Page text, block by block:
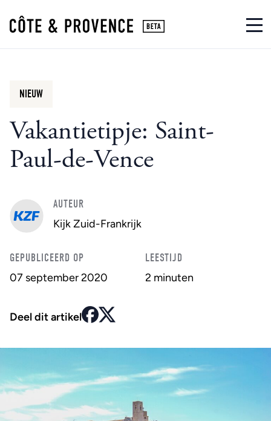
Vakantietipje: Saint-
Paul-de-Vence
NIEUW
AUTEUR
Kijk Zuid-Frankrijk
GEPUBLICEERD OP
07 september 2020
LEESTIJD
2 minuten
Deel dit artikel